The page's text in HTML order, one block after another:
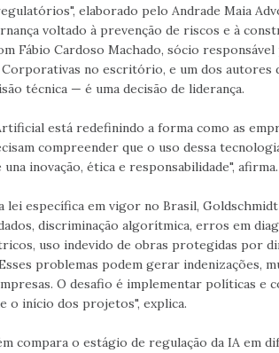
elaborado pelo Andrade Maia
voltado à prevenção de riscos e à
Fábio Cardoso Machado, sócio
no escritório, e um dos autores
técnica — é uma decisão de liderança.
está redefinindo a forma como as
compreender que o uso dessa
una inovação, ética e responsabilidade", afirma.
lei específica em vigor no Brasil,
discriminação algorítmica, erros em
uso indevido de obras protegidas por
problemas podem gerar indenizações,
O desafio é implementar políticas e
o início dos projetos", explica.
compara o estágio de regulação da IA em